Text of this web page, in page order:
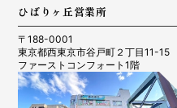
ひばりヶ丘営業所
〒188-0001
東京都西東京市谷戸町２丁目11-15
ファーストコンフォート1階